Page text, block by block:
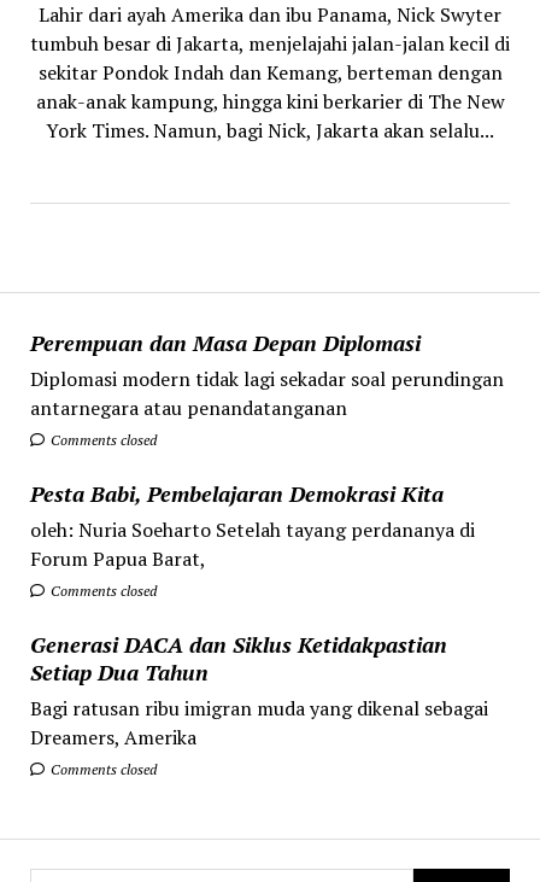
Perempuan dan Masa Depan Diplomasi
Diplomasi modern tidak lagi sekadar soal perundingan
antarnegara atau penandatanganan
Comments closed
Pesta Babi, Pembelajaran Demokrasi Kita
oleh: Nuria Soeharto Setelah tayang perdananya di
Forum Papua Barat,
Comments closed
Generasi DACA dan Siklus Ketidakpastian
Setiap Dua Tahun
Bagi ratusan ribu imigran muda yang dikenal sebagai
Dreamers, Amerika
Comments closed
Lahir dari ayah Amerika dan ibu Panama, Nick Swyter
tumbuh besar di Jakarta, menjelajahi jalan-jalan kecil di
sekitar Pondok Indah dan Kemang, berteman dengan
anak-anak kampung, hingga kini berkarier di The New
York Times. Namun, bagi Nick, Jakarta akan selalu...